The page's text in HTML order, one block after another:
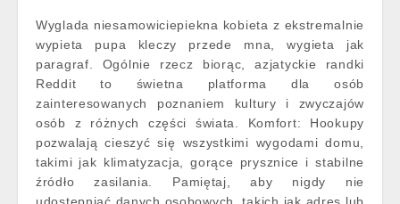
Wyglada niesamowiciepiekna kobieta z ekstremalnie
wypieta pupa kleczy przede mna, wygieta jak
paragraf. Ogólnie rzecz biorąc, azjatyckie randki
Reddit to świetna platforma dla osób
zainteresowanych poznaniem kultury i zwyczajów
osób z różnych części świata. Komfort: Hookupy
pozwalają cieszyć się wszystkimi wygodami domu,
takimi jak klimatyzacja, gorące prysznice i stabilne
źródło zasilania. Pamiętaj, aby nigdy nie